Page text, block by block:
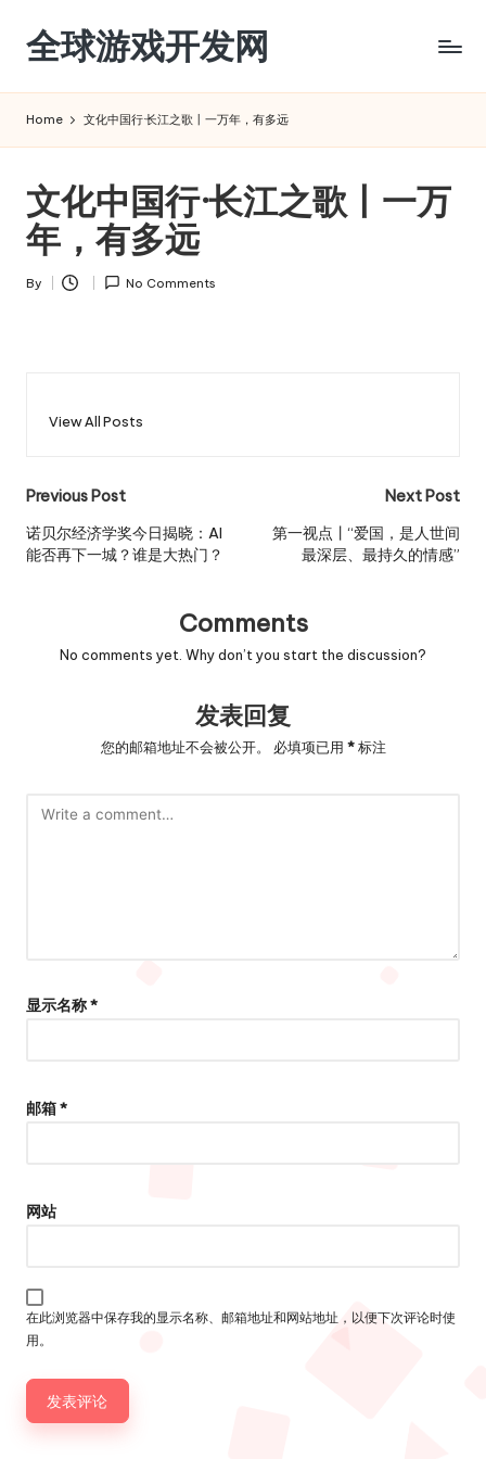
Skip
content
全球游戏开发网
Home 文化中国行·长江之歌丨一万年，有多远
文化中国行·长江之歌丨一万
年，有多远
Posted
By No Comments
View All Posts
Post
navigation
Previous Post
诺贝尔经济学奖今日揭晓：AI
能否再下一城？谁是大热门？
Next Post
第一视点丨“爱国，是人世间
最深层、最持久的情感”
Comments
No comments yet. Why don’t you start the discussion?
发表回复
您的邮箱地址不会被公开。 必填项已用 *标注
显示名称*
邮箱*
网站
在此浏览器中保存我的显示名称、邮箱地址和网站地址，以便下次评论时使
用。